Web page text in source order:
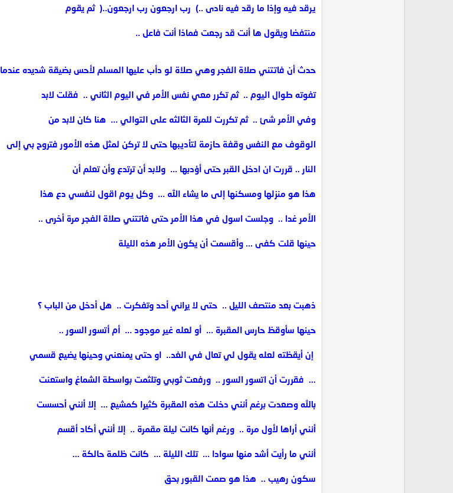
يرقد فيه وإذا ما رقد فيه نادى ..) ‏ رب ارجعون رب ارجعون..( ‏ ثم يقوم
منتفضا ويقول ها أنت قد رجعت فماذا أنت فاعل ..
حدث أن فاتتني صلاة الفجر وهي صلاة لو دأب عليها المسلم لأحس بضيقة شديده عندما
تفوته طوال اليوم .. ‏ ثم تكرر معي نفس الأمر في اليوم الثاني .. ‏ فقلت لابد
وفي الأمر شئ .. ‏ ثم تكررت للمرة الثالثه على التوالي ... ‏ هنا كان لابد من
الوقوف مع النفس وقفة حازمة لتأديبها حتى لا تركن لمثل هذه الأمور فتروح بي إلى
النار .. قررت ان ادخل القبر حتى أؤدبها ... ‏ ولابد أن ترتدع وأن تعلم أن
هذا هو منزلها ومسكنها إلى ما يشاء الله ... ‏ وكل يوم اقول لنفسي دع هذا
الأمر غدا .. ‏ وجلست اسول في هذا الأمر حتى فاتتني صلاة الفجر مرة أخرى .. ‏
حينها قلت كفى ... ‏وأقسمت أن يكون الأمر هذه الليلة
ذهبت بعد منتصف الليل .. ‏ حتى لا يراني أحد وتفكرت .. ‏ هل أدخل من الباب ؟
‏حينها سأوقظ حارس المقبرة ... ‏ أو لعله غير موجود ... ‏ أم أتسور السور ..
‏ إن أيقظته لعله يقول لي تعال في الغد.. ‏ او حتى يمنعني وحينها يضيع قسمي
... ‏ فقررت أن اتسور السور .. ‏ ورفعت ثوبي وتلثمت بواسطة الشماغ واستعنت
بالله وصعدت برغم أنني دخلت هذه المقبرة كثيرا كمشيع ... ‏ إلا أنني أحسست
أنني أراها لأول مرة .. ‏ ورغم أنها كانت ليلة مقمرة .. ‏ إلا أنني أكاد أقسم
أنني ما رأيت أشد منها سوادا ... ‏ تلك الليلة ... ‏ كانت ظلمة حالكة ... ‏
سكون رهيب .. ‏ هذا هو صمت القبور بحق